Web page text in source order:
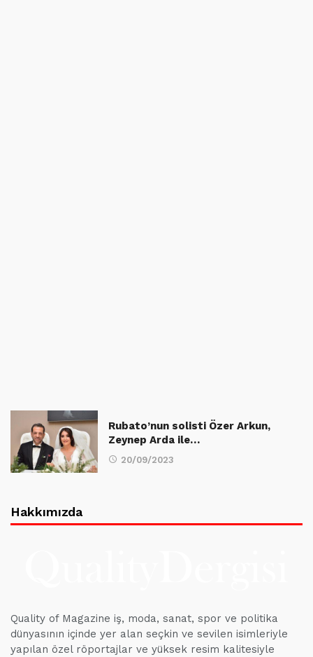
Rubato’nun solisti Özer Arkun,
Zeynep Arda ile…
20/09/2023
Hakkımızda
Quality of Magazine iş, moda, sanat, spor ve politika
dünyasının içinde yer alan seçkin ve sevilen isimleriyle
yapılan özel röportajlar ve yüksek resim kalitesiyle